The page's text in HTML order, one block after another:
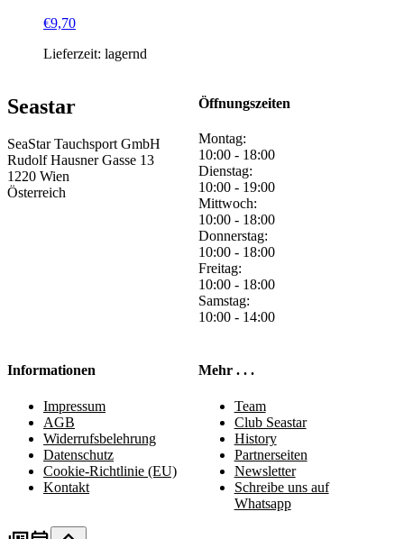
€9,70
Lieferzeit: lagernd
Seastar
SeaStar Tauchsport GmbH
Rudolf Hausner Gasse 13
1220 Wien
Österreich
Öffnungszeiten
Montag:
10:00 - 18:00
Dienstag:
10:00 - 19:00
Mittwoch:
10:00 - 18:00
Donnerstag:
10:00 - 18:00
Freitag:
10:00 - 18:00
Samstag:
10:00 - 14:00
Informationen
Impressum
AGB
Widerrufsbelehrung
Datenschutz
Cookie-Richtlinie (EU)
Kontakt
Mehr . . .
Team
Club Seastar
History
Partnerseiten
Newsletter
Schreibe uns auf
Whatsapp